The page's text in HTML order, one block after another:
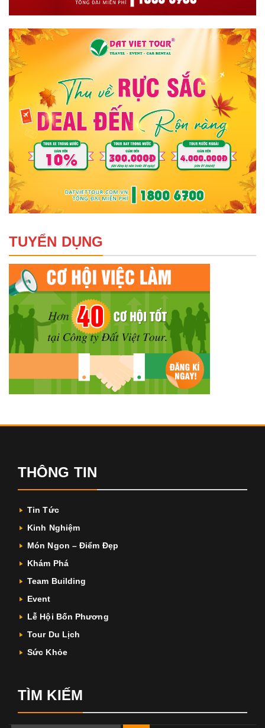
TUYỂN DỤNG
THÔNG TIN
Tin Tức
Kinh Nghiệm
Món Ngon – Điểm Đẹp
Khám Phá
Team Building
Event
Lễ Hội Bốn Phương
Tour Du Lịch
Sức Khỏe
TÌM KIẾM